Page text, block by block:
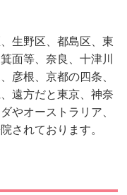
生野区、都島区、東
面等、奈良、十津川
彦根、京都の四条、
遠方だと東京、神奈
やオーストラリア、
されております。